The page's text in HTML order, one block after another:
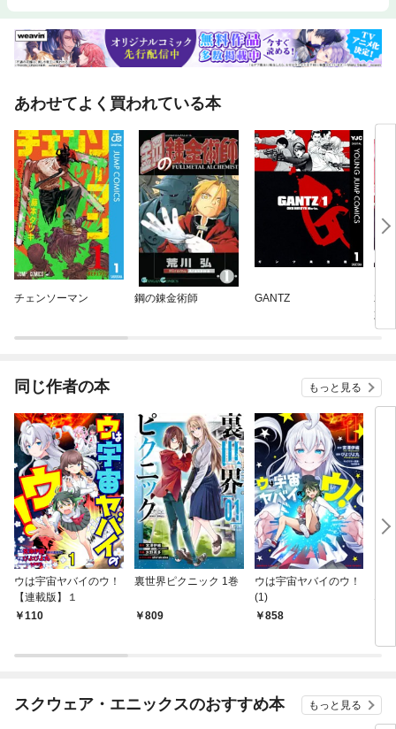
あわせてよく買われている本
チェンソーマン 鋼の錬金術師 GANTZ
君
好
同じ作者の本 もっと見る
ウは宇宙ヤバイのウ！
【連載版】１
110
裏世界ピクニック 1巻
809
ウは宇宙ヤバイのウ！
(1)
858
な
スクウェア・エニックスのおすすめ本 もっと見る